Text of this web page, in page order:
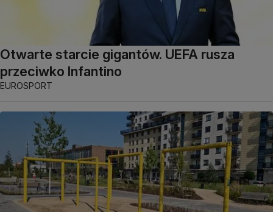
Otwarte starcie gigantów. UEFA rusza
przeciwko Infantino
EUROSPORT